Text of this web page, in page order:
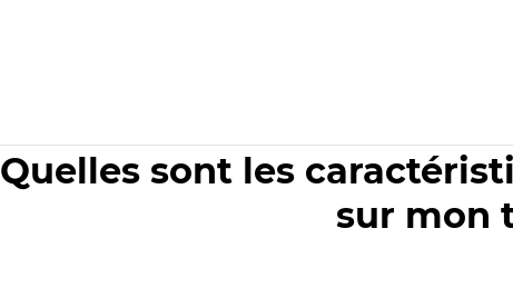
Quelles sont les
sur mon